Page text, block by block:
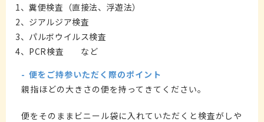
1、糞便検査（直接法、浮遊法）
2、ジアルジア検査
3、パルボウイルス検査
4、PCR検査 など
便をご持参いただく際のポイント
親指ほどの大きさの便を持ってきてください。
便をそのままビニール袋に入れていただくと検査がしや